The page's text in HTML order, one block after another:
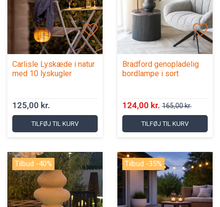
Carlisle Lyskæde i natur
med 10 lyskugler
125,00 kr.
TILFØJ TIL KURV
Bradford genopladelig
bordlampe i sort
124,00 kr. 165,00 kr.
TILFØJ TIL KURV
Tilbud -40% Tilbud -35%